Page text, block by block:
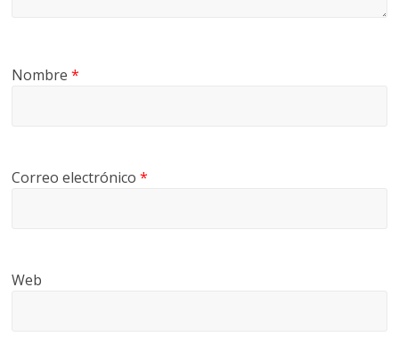
Nombre*
Correo electrónico*
Web